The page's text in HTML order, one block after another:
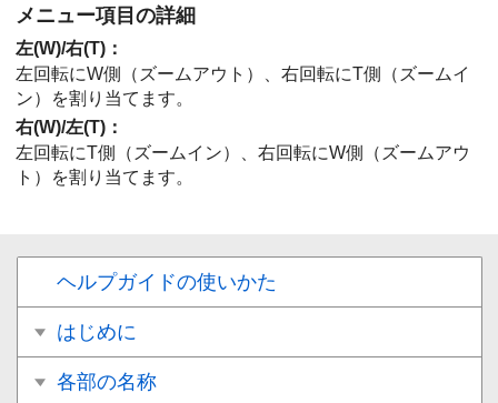
メニュー項目の詳細
左(W)/右(T) ：
左回転にW側（ズームアウト）、右回転にT側（ズームイ
ン）を割り当てます。
右(W)/左(T) ：
左回転にT側（ズームイン）、右回転にW側（ズームアウ
ト）を割り当てます。
ヘルプガイドの使いかた
はじめに
各部の名称